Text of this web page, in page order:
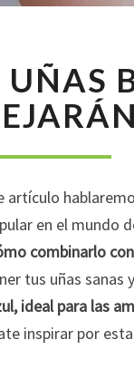
DISEÑOS
DE
UÑAS
AZUL
QUE
TE
DEJARÁN
SIN
ALIENTO
en el mundo
combinarlo
tus uñas sanas
ideal para las
inspirar por